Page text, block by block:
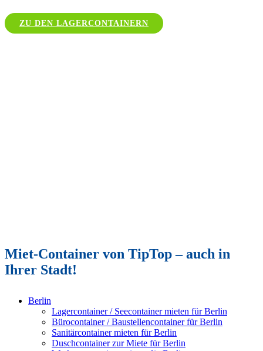
ZU DEN LAGERCONTAINERN
Miet-Container von TipTop – auch in
Ihrer Stadt!
Berlin
Lagercontainer / Seecontainer mieten für Berlin
Bürocontainer / Baustellencontainer für Berlin
Sanitärcontainer mieten für Berlin
Duschcontainer zur Miete für Berlin